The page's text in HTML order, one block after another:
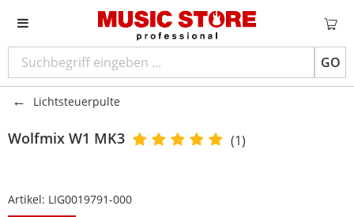
GO
Lichtsteuerpulte
Wolfmix W1 MK3 (1)
Artikel: LIG0019791-000